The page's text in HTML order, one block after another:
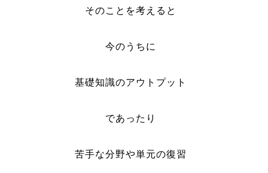
そのことを考えると
今のうちに
基礎知識のアウトプット
であったり
苦手な分野や単元の復習